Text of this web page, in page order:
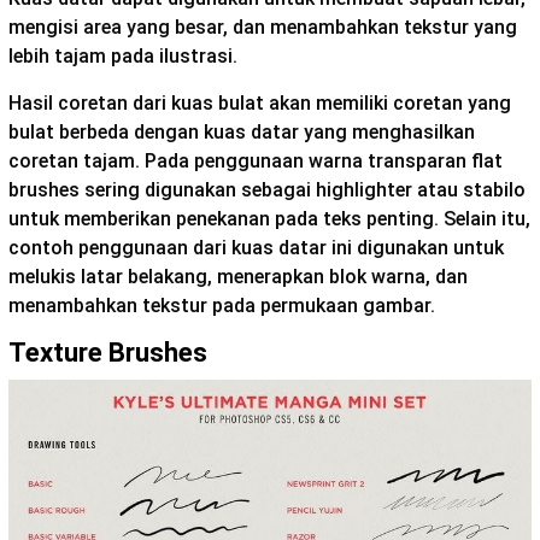
mengisi area yang besar, dan menambahkan tekstur yang
lebih tajam pada ilustrasi.
Hasil coretan dari kuas bulat akan memiliki coretan yang
bulat berbeda dengan kuas datar yang menghasilkan
coretan tajam. Pada penggunaan warna transparan flat
brushes sering digunakan sebagai highlighter atau stabilo
untuk memberikan penekanan pada teks penting. Selain itu,
contoh penggunaan dari kuas datar ini digunakan untuk
melukis latar belakang, menerapkan blok warna, dan
menambahkan tekstur pada permukaan gambar.
Texture Brushes